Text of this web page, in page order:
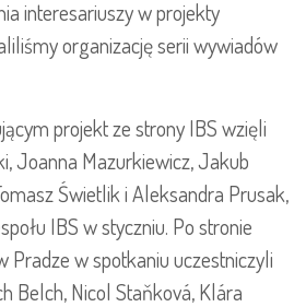
interesariuszy w projekty
organizację serii wywiadów
projekt ze strony IBS wzięli
Joanna Mazurkiewicz, Jakub
Świetlik i Aleksandra Prusak,
IBS w styczniu. Po stronie
Pradze w spotkaniu uczestniczyli
Belch, Nicol Staňková, Klára